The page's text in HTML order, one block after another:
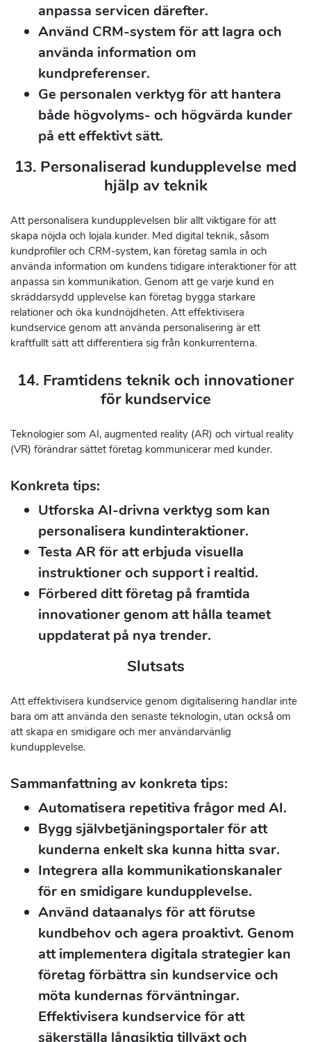
anpassa servicen därefter.
Använd CRM-system för att lagra och
använda information om
kundpreferenser.
Ge personalen verktyg för att hantera
både högvolyms- och högvärda kunder
på ett effektivt sätt.
13. Personaliserad kundupplevelse med
hjälp av teknik
Att personalisera kundupplevelsen blir allt viktigare för att
skapa nöjda och lojala kunder. Med digital teknik, såsom
kundprofiler och CRM-system, kan företag samla in och
använda information om kundens tidigare interaktioner för att
anpassa sin kommunikation. Genom att ge varje kund en
skräddarsydd upplevelse kan företag bygga starkare
relationer och öka kundnöjdheten. Att effektivisera
kundservice genom att använda personalisering är ett
kraftfullt sätt att differentiera sig från konkurrenterna.
14. Framtidens teknik och innovationer
för kundservice
Teknologier som AI, augmented reality (AR) och virtual reality
(VR) förändrar sättet företag kommunicerar med kunder.
Konkreta tips:
Utforska AI-drivna verktyg som kan
personalisera kundinteraktioner.
Testa AR för att erbjuda visuella
instruktioner och support i realtid.
Förbered ditt företag på framtida
innovationer genom att hålla teamet
uppdaterat på nya trender.
Slutsats
Att effektivisera kundservice genom digitalisering handlar inte
bara om att använda den senaste teknologin, utan också om
att skapa en smidigare och mer användarvänlig
kundupplevelse.
Sammanfattning av konkreta tips:
Automatisera repetitiva frågor med AI.
Bygg självbetjäningsportaler för att
kunderna enkelt ska kunna hitta svar.
Integrera alla kommunikationskanaler
för en smidigare kundupplevelse.
Använd dataanalys för att förutse
kundbehov och agera proaktivt. Genom
att implementera digitala strategier kan
företag förbättra sin kundservice och
möta kundernas förväntningar.
Effektivisera kundservice för att
säkerställa långsiktig tillväxt och